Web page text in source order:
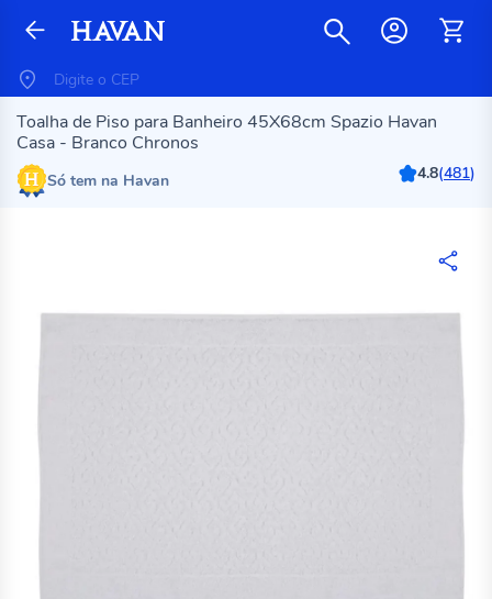
Toalha de Piso para Banheiro 45X68cm Spazio Havan
Casa - Branco Chronos
Só tem na Havan 4.8(481)